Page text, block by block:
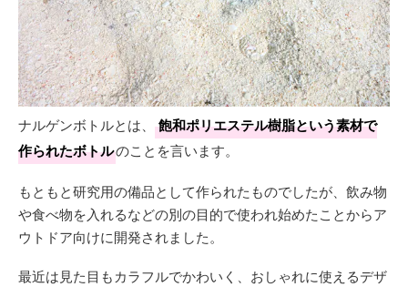
ナルゲンボトルとは、
飽和ポリエステル樹脂という素材で
作られたボトルのことを言います。
もともと研究用の備品として作られたものでしたが、飲み物
や食べ物を入れるなどの別の目的で使われ始めたことからア
ウトドア向けに開発されました。
最近は見た目もカラフルでかわいく、おしゃれに使えるデザ